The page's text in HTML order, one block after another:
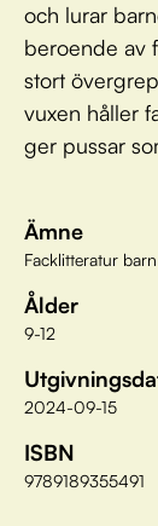
och lurar
beroende av
stort
vuxen håller
ger pussar
Ämne
Facklitteratur
Ålder
9-12
2024-09-15
ISBN
9789189355491